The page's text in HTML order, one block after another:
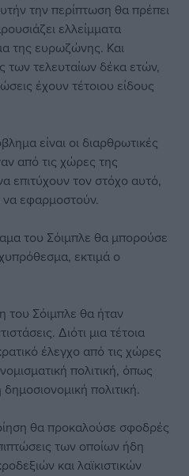
την περίπτωση θα πρέπει
ελλείμματα
της ευρωζώνης. Και
των τελευταίων δέκα ετών,
έχουν τέτοιου είδους
είναι οι διαρθρωτικές
από τις χώρες της
επιτύχουν τον στόχο αυτό,
να εφαρμοστούν.
του Σόιμπλε θα μπορούσε
εκτιμά ο
Σόιμπλε θα ήταν
Διότι μια τέτοια
έλεγχο από τις χώρες
πολιτική, όπως
πολιτική.
θα προκαλούσε σφοδρές
των οποίων ήδη
και λαϊκιστικών